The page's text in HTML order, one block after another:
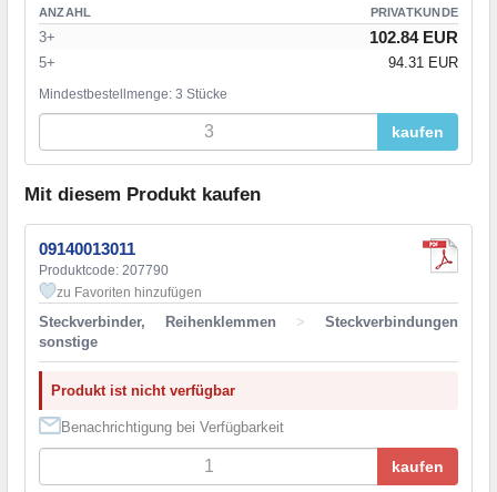
ANZAHL PRIVATKUNDE
3+ 102.84 EUR
5+ 94.31 EUR
Mindestbestellmenge: 3 Stücke
kaufen
Mit diesem Produkt kaufen
09140013011
Produktcode: 207790
zu Favoriten hinzufügen
Steckverbinder, Reihenklemmen >
Steckverbindungen
sonstige
Produkt ist nicht verfügbar
Benachrichtigung bei Verfügbarkeit
kaufen